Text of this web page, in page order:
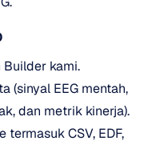
kami.
(sinyal EEG mentah,
dan metrik kinerja).
CSV, EDF,